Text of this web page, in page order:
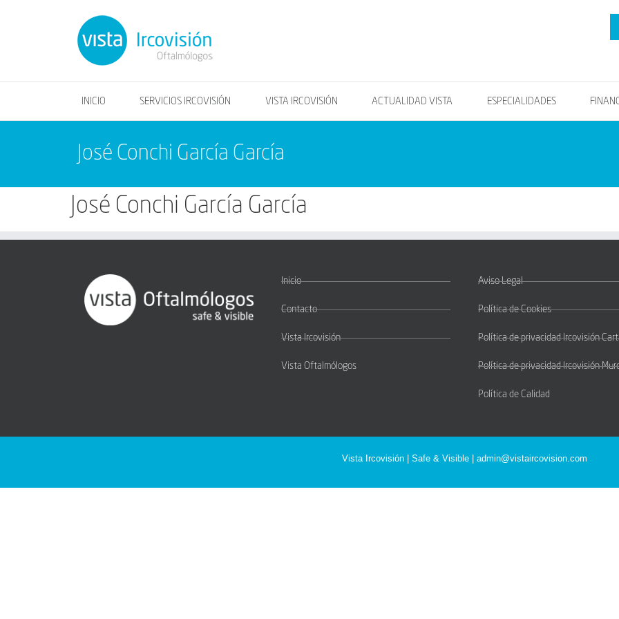
INICIO SERVICIOS IRCOVISIÓN VISTA IRCOVISIÓN ACTUALIDAD VISTA ESPECIALIDADES
José Conchi García García
José Conchi García García
Inicio
Contacto
Vista Ircovisión
Vista Oftalmólogos
Aviso Legal
Política de Cookies
Política de privacidad Ircovisión
Política de privacidad Ircovisión
Política de Calidad
Vista Ircovisión | Safe & Visible | admin@vistaircovision.com